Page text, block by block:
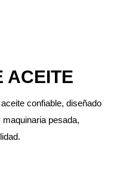
ACEITE
confiable, diseñado
pesada,